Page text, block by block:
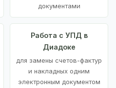
документами
Работа с УПД в
Диадоке
для замены счетов-фактур
и накладных одним
электронным документом